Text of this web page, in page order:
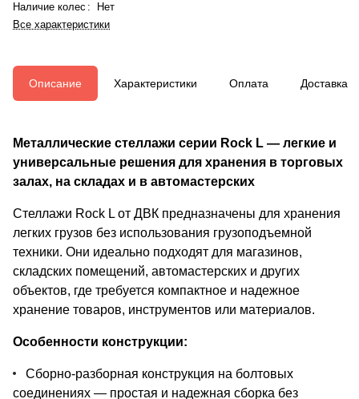
Наличие колес :
Нет
Все характеристики
Описание Характеристики Оплата Доставка
Металлические стеллажи серии Rock L — легкие и
универсальные решения для хранения в торговых
залах, на складах и в автомастерских
Стеллажи Rock L от ДВК предназначены для хранения
легких грузов без использования грузоподъемной
техники. Они идеально подходят для магазинов,
складских помещений, автомастерских и других
объектов, где требуется компактное и надежное
хранение товаров, инструментов или материалов.
Особенности конструкции:
Сборно-разборная конструкция на болтовых
соединениях — простая и надежная сборка без